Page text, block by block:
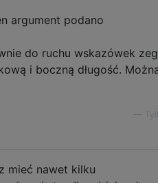
argument podano
do ruchu wskazówek
i boczną długość.
mieć nawet kilku